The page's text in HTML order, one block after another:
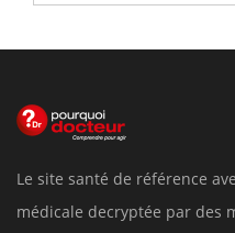
Le site santé de référence
médicale decryptée par des